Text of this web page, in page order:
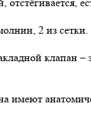
2 из сетки.
клапан –
имеют